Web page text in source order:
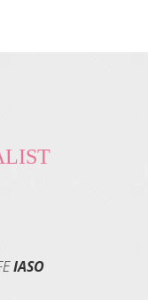
IASO